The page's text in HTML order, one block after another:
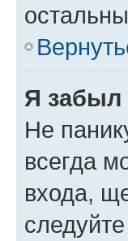
Я забыл
Не
всегда
входа,